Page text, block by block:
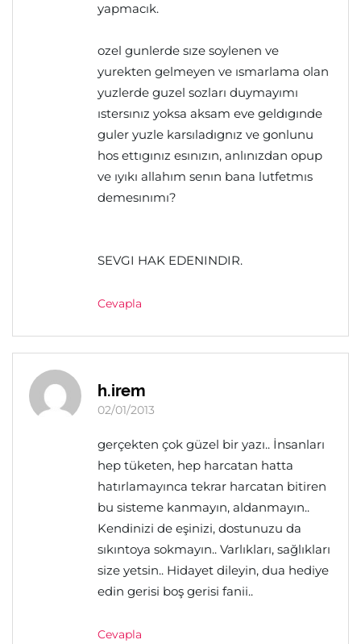
yapmacık.
ozel gunlerde sıze soylenen ve
yurekten gelmeyen ve ısmarlama olan
yuzlerde guzel sozları duymayımı
ıstersınız yoksa aksam eve geldıgınde
guler yuzle karsıladıgnız ve gonlunu
hos ettıgınız esınızın, anlınızdan opup
ve ıyıkı allahım senın bana lutfetmıs
demesınımı?
SEVGI HAK EDENINDIR.
Cevapla
h.irem
02/01/2013
gerçekten çok güzel bir yazı.. İnsanları
hep tüketen, hep harcatan hatta
hatırlamayınca tekrar harcatan bitiren
bu sisteme kanmayın, aldanmayın..
Kendinizi de eşinizi, dostunuzu da
sıkıntoya sokmayın.. Varlıkları, sağlıkları
size yetsin.. Hidayet dileyin, dua hediye
edin gerisi boş gerisi fanii..
Cevapla